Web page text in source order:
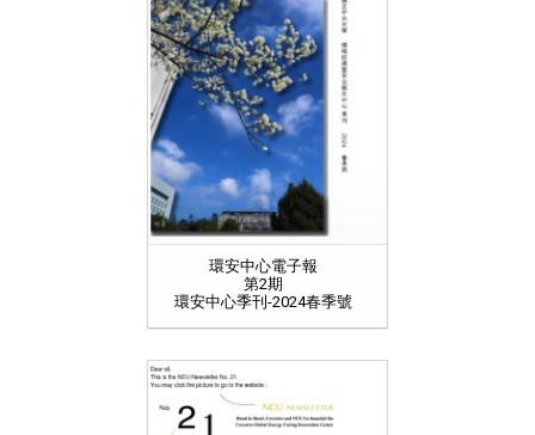
環安中心電子報
第2期
環安中心季刊-2024春季號